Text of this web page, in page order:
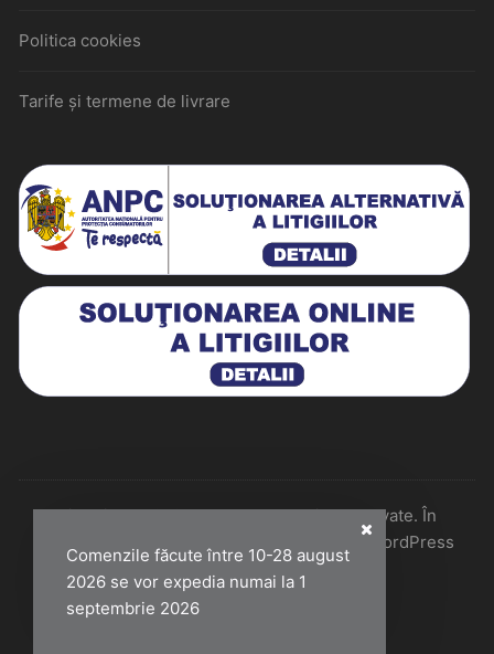
Comenzile făcute între 10-28 august
2026 se vor expedia numai la 1
septembrie 2026
Politica cookies
Tarife și termene de livrare
Historiarum 2026 - Toate drepturile rezervate. În
colaborare cu Perfect Pixel & Mentenanță WordPress